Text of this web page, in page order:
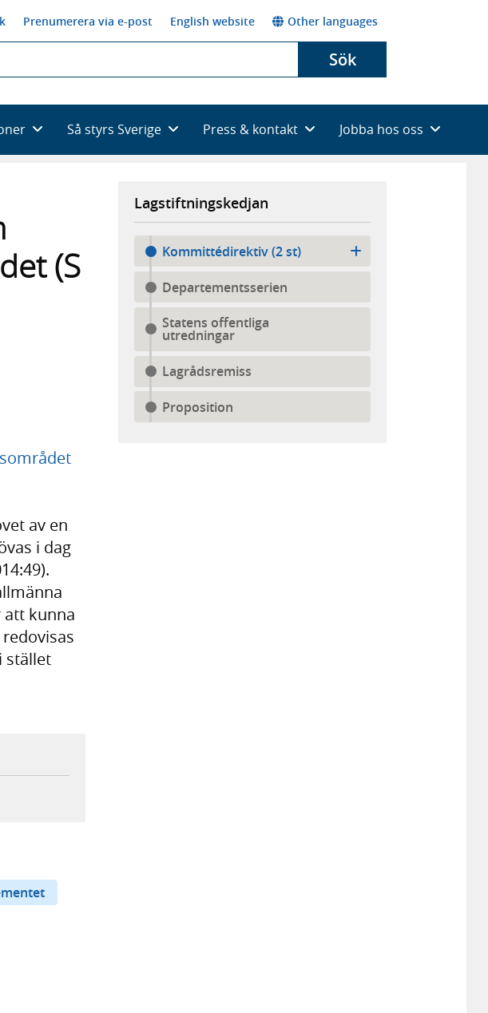
Prenumerera via e-post English website Other languages
Sök
Så styrs Sverige Press & kontakt Jobba hos oss
(S
av en
i dag
kunna
stället
Lagstiftningskedjan
Kommittédirektiv (2 st)
Departementsserien
Statens offentliga
utredningar
Lagrådsremiss
Proposition